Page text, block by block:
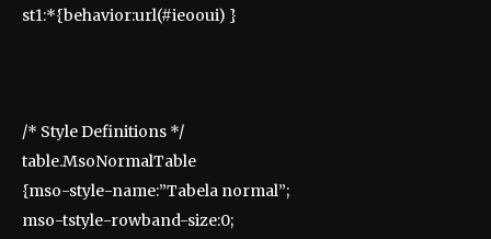
st1:*{behavior:url(#ieooui) }
/* Style Definitions */
table.MsoNormalTable
{mso-style-name:”Tabela normal”;
mso-tstyle-rowband-size:0;